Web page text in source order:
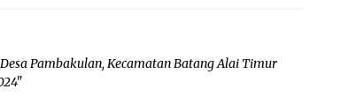
Pambakulan, Kecamatan Batang Alai Timur